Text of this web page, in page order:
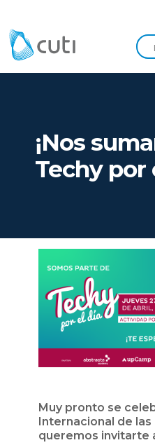
¡Nos
Techy por
Muy pronto se
Internacional de las
queremos invitarte